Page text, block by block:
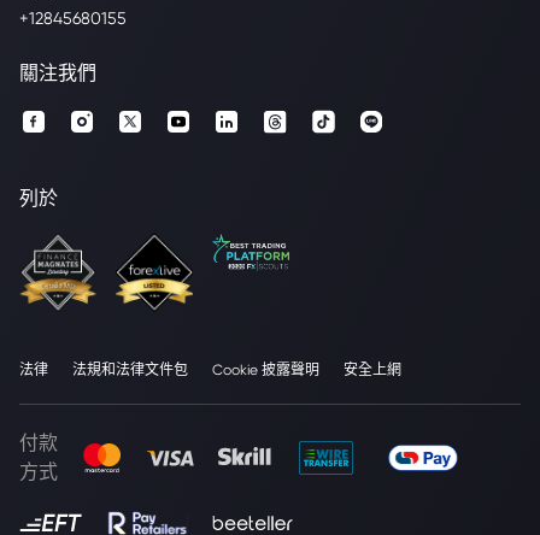
+12845680155
關注我們
列於
法律 法規和法律文件包 Cookie 披露聲明 安全上網
付款
方式